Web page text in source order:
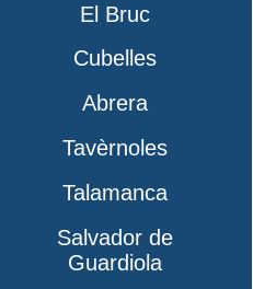
El Bruc
Cubelles
Abrera
Tavèrnoles
Talamanca
Salvador de
Guardiola